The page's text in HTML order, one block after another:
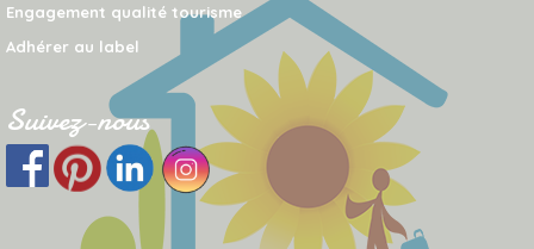
Engagement qualité tourisme
Adhérer au label
Suivez-nous